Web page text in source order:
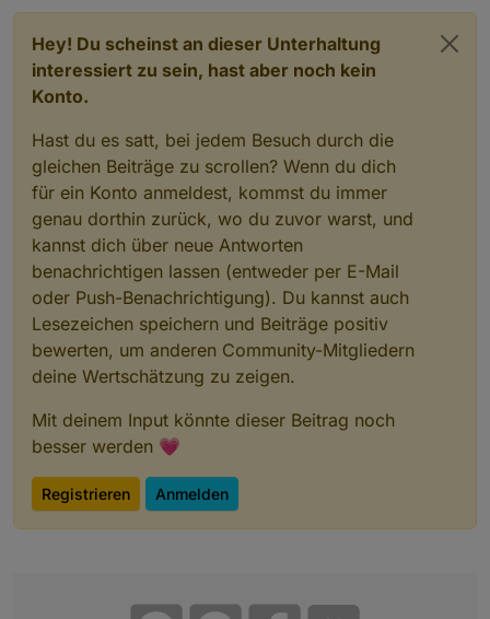
Hey! Du scheinst an dieser Unterhaltung
interessiert zu sein, hast aber noch kein
Konto.
Hast du es satt, bei jedem Besuch durch die
gleichen Beiträge zu scrollen? Wenn du dich
für ein Konto anmeldest, kommst du immer
genau dorthin zurück, wo du zuvor warst, und
kannst dich über neue Antworten
benachrichtigen lassen (entweder per E-Mail
oder Push-Benachrichtigung). Du kannst auch
Lesezeichen speichern und Beiträge positiv
bewerten, um anderen Community-Mitgliedern
deine Wertschätzung zu zeigen.
Mit deinem Input könnte dieser Beitrag noch
besser werden 💗
Registrieren Anmelden